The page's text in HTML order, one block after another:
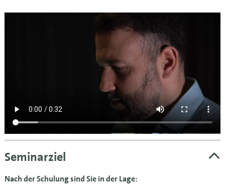
Seminarziel
Nach der Schulung sind Sie in der Lage: